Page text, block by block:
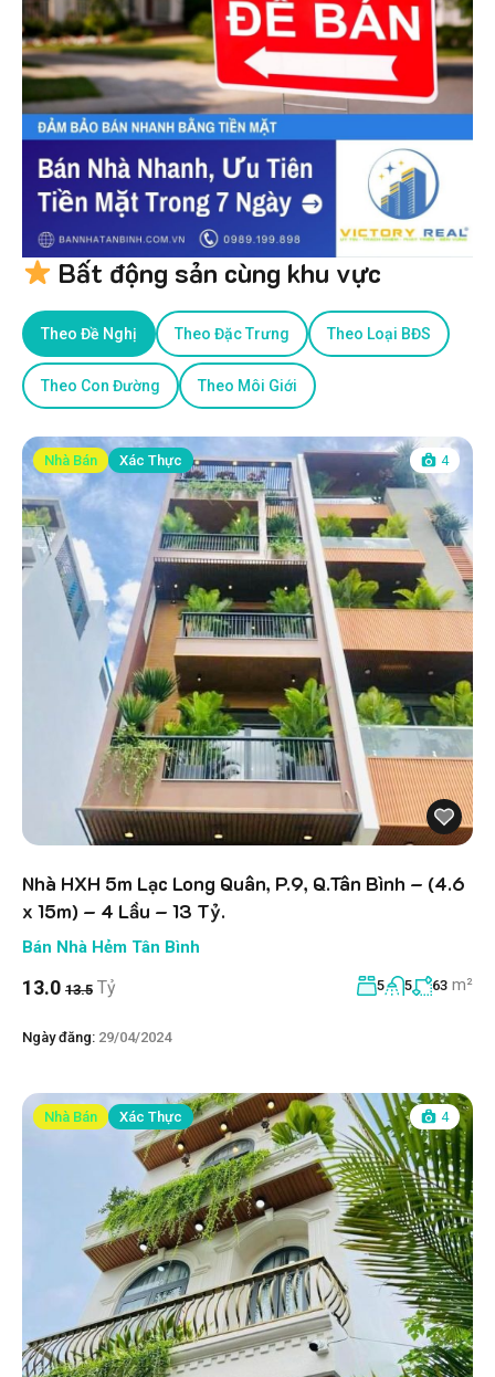
Bất động sản cùng khu vực
Theo Đề Nghị Theo Đặc Trưng Theo Loại BĐS
Theo Con Đường Theo Môi Giới
Nhà Bán Xác Thực 4
Nhà HXH 5m Lạc Long Quân, P.9, Q.Tân Bình – (4.6
x 15m) – 4 Lầu – 13 Tỷ.
Bán Nhà Hẻm Tân Bình
13.0 13.5 Tỷ 5 5 63 m²
Ngày đăng: 29/04/2024
Nhà Bán Xác Thực 4